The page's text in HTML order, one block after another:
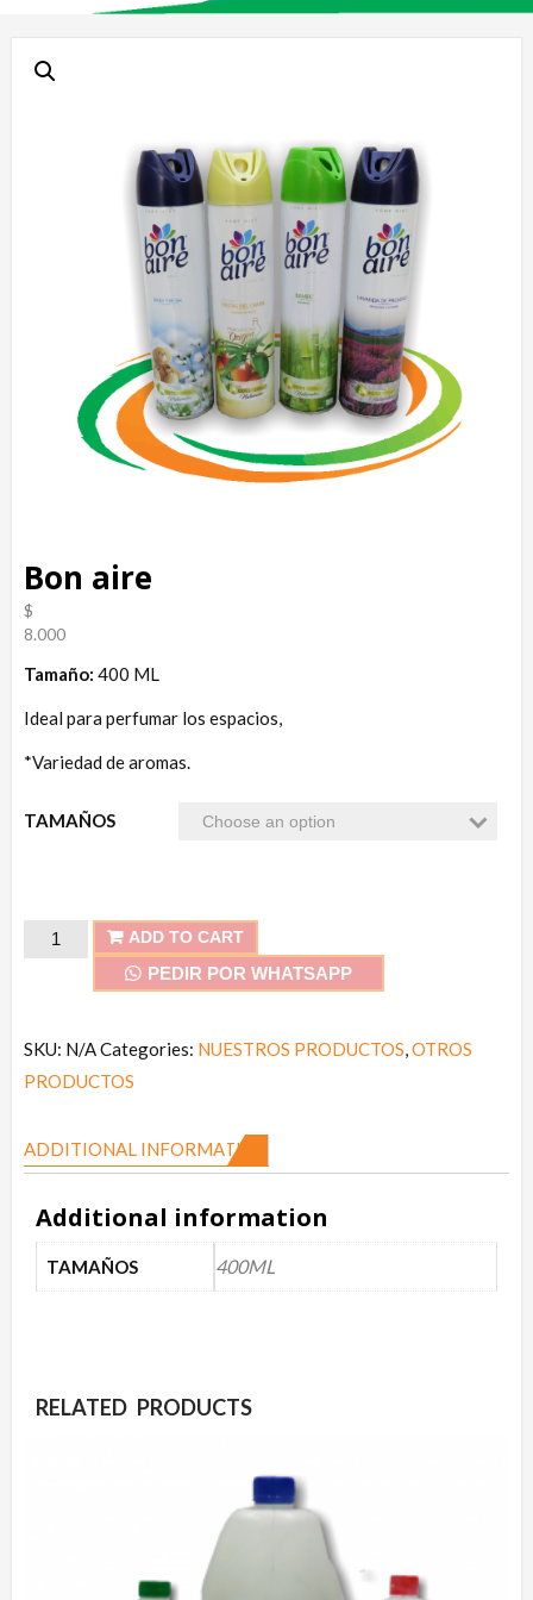
Bon aire
$
8.000
Tamaño: 400 ML
Ideal para perfumar los espacios,
*Variedad de aromas.
TAMAÑOS
Bon
ADD TO CART
PEDIR POR WHATSAPP
SKU: N/ACategories: NUESTROS PRODUCTOS,OTROS
PRODUCTOS
ADDITIONAL INFORMATION
Additional information
TAMAÑOS 400ML
RELATED PRODUCTS